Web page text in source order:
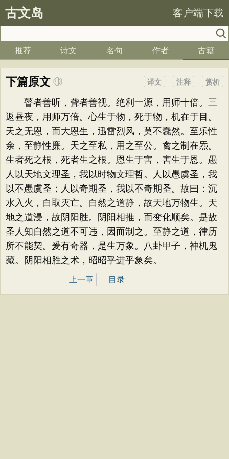
古文岛 客户端下载
推荐 诗文 名句 作者 古籍
下篇原文 赏析
注释
译文
瞽者善听，聋者善视。绝利一源，用师十倍。三
返昼夜，用师万倍。心生于物，死于物，机在于目。
天之无恩，而大恩生，迅雷烈风，莫不蠢然。至乐性
余，至静性廉。天之至私，用之至公。禽之制在炁。
生者死之根，死者生之根。恩生于害，害生于恩。愚
人以天地文理圣，我以时物文理哲。人以愚虞圣，我
以不愚虞圣；人以奇期圣，我以不奇期圣。故曰：沉
水入火，自取灭亡。自然之道静，故天地万物生。天
地之道浸，故阴阳胜。阴阳相推，而变化顺矣。是故
圣人知自然之道不可违，因而制之。至静之道，律历
所不能契。爰有奇器，是生万象。八卦甲子，神机鬼
藏。阴阳相胜之术，昭昭乎进乎象矣。
上一章 目录